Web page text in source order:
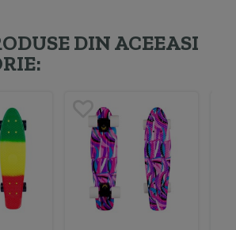
DIN ACEEASI